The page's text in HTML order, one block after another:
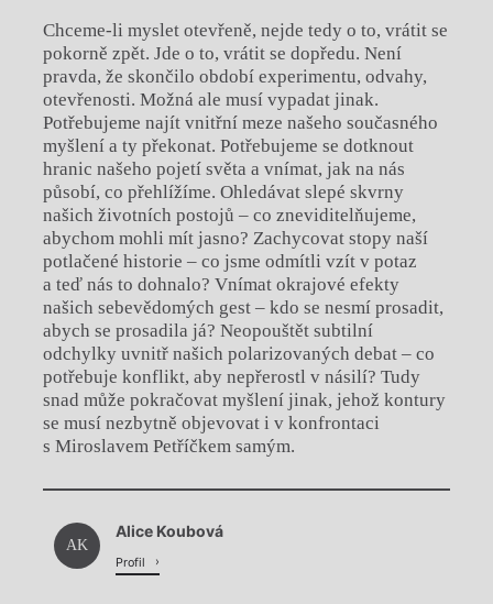
Chceme-li myslet otevřeně, nejde tedy o to, vrátit se
pokorně zpět. Jde o to, vrátit se dopředu. Není
pravda, že skončilo období experimentu, odvahy,
otevřenosti. Možná ale musí vypadat jinak.
Potřebujeme najít vnitřní meze našeho současného
myšlení a ty překonat. Potřebujeme se dotknout
hranic našeho pojetí světa a vnímat, jak na nás
působí, co přehlížíme. Ohledávat slepé skvrny
našich životních postojů – co zneviditelňujeme,
abychom mohli mít jasno? Zachycovat stopy naší
potlačené historie – co jsme odmítli vzít v potaz
a teď nás to dohnalo? Vnímat okrajové efekty
našich sebevědomých gest – kdo se nesmí prosadit,
abych se prosadila já? Neopouštět subtilní
odchylky uvnitř našich polarizovaných debat – co
potřebuje konflikt, aby nepřerostl v násilí? Tudy
snad může pokračovat myšlení jinak, jehož kontury
se musí nezbytně objevovat i v konfrontaci
s Miroslavem Petříčkem samým.
Chviličku.
Načítá se.
AK
Alice Koubová
Profil